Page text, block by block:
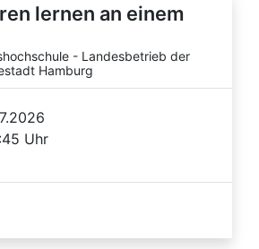
lernen an einem
- Landesbetrieb der
Hamburg
Uhr